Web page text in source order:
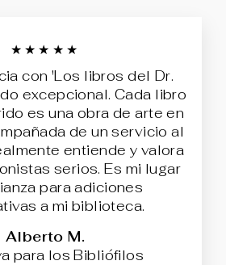
★★★★★
con 'Los libros del Dr.
excepcional. Cada libro
es una obra de arte en
de un servicio al
entiende y valora
serios. Es mi lugar
para adiciones
a mi biblioteca.
Alberto M.
para los Bibliófilos